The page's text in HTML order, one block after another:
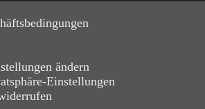
ändern
Einstellungen